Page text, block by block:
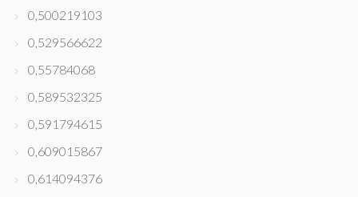
0,500219103
0,529566622
0,55784068
0,589532325
0,591794615
0,609015867
0,614094376